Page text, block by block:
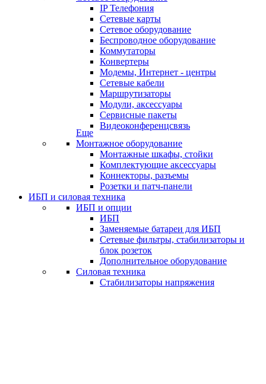
IP Телефония
Сетевые карты
Сетевое оборудование
Беспроводное оборудование
Коммутаторы
Конвертеры
Модемы, Интернет - центры
Сетевые кабели
Маршрутизаторы
Модули, аксессуары
Сервисные пакеты
Видеоконференцсвязь
Еще
Монтажное оборудование
Монтажные шкафы, стойки
Комплектующие аксессуары
Коннекторы, разъемы
Розетки и патч-панели
ИБП и силовая техника
ИБП и опции
ИБП
Заменяемые батареи для ИБП
Сетевые фильтры, стабилизаторы и
блок розеток
Дополнительное оборудование
Силовая техника
Стабилизаторы напряжения